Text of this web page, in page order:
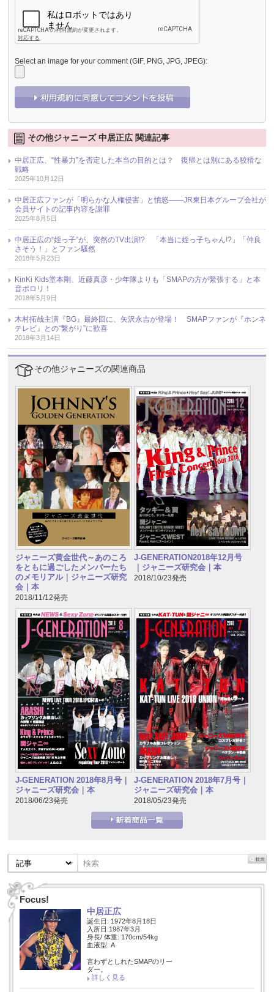
Select an image for your comment (GIF, PNG, JPG, JPEG):
その他ジャニーズ 中居正広 関連記事
中居正広、“性暴力”を否定した本当の目的とは？ 復帰とは別にある狡猾な
戦略
2025年10月12日
中居正広ファンが「明らかな人権侵害」と憤怒――JR東日本グループ会社が
会員サイトの記事内容を謝罪
2025年8月5日
中居正広の“姪っ子”が、突然のTV出演!? 「本当に姪っ子ちゃん!?」「仲良
さそう！」とファン騒然
2018年5月23日
KinKi Kids堂本剛、近藤真彦・少年隊よりも「SMAPの方が緊張する」と本
音ポロリ！
2018年5月9日
木村拓哉主演『BG』最終回に、矢沢永吉が登場！ SMAPファンが『ホンネ
テレビ』との“繋がり”に歓喜
2018年3月14日
その他ジャニーズの関連商品
ジャニーズ黄金世代～あのころ
をともに過ごしたメンバーたち
のメモリアル｜ジャニーズ研究
会｜本
2018/11/12発売
J-GENERATION2018年12月号
｜ジャニーズ研究会｜本
2018/10/23発売
J-GENERATION 2018年8月号｜
ジャニーズ研究会｜本
2018/06/23発売
J-GENERATION 2018年7月号｜
ジャニーズ研究会｜本
2018/05/23発売
Focus!
中居正広
誕生日: 1972年8月18日
入所日:1987年3月
身長/ 体重: 170cm/54kg
血液型: A
言わずとしれたSMAPのリー
ダー。
詳しく見る